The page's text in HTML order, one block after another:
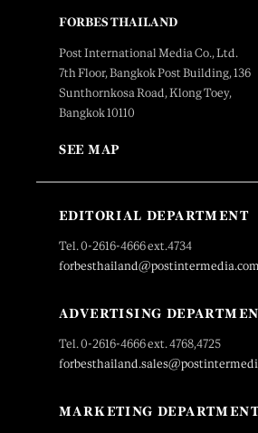
FORBES THAILAND
Post International Media Co., Ltd.
7th Floor, Bangkok Post Building, 136
Sunthornkosa Road, Klong Toey,
Bangkok 10110
SEE MAP
EDITORIAL DEPARTMENT
Tel. 0-2616-4666 ext.4734
forbesthailand@postintermedia.com
ADVERTISING
Tel. 0-2616-4666 ext. 4768,4725
MARKETING